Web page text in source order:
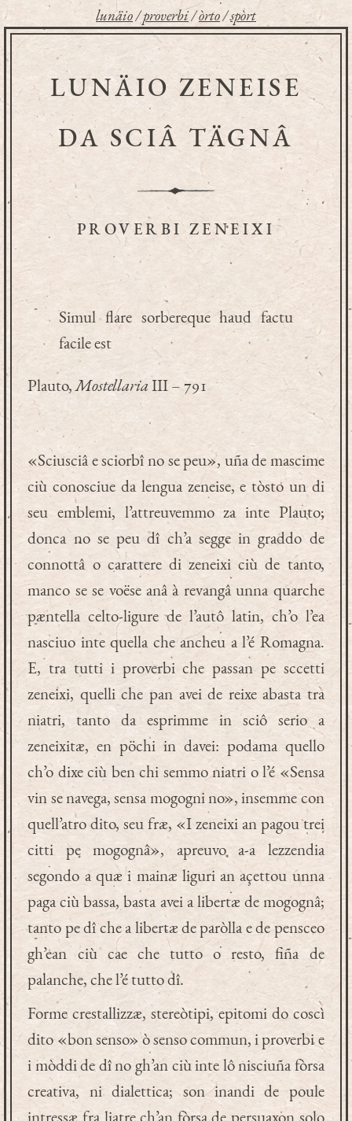
lunäio/proverbi/òrto/spòrt
LUNÄIO ZENEISE
DA SCIÂ TÄGNÂ
PROVERBI ZENEIXI
Simul flare sorbereque haud factu
facile est
Plauto,MostellariaIII – 791
«Sciusciâ e sciorbî no se peu», uña de mascime
ciù conosciue da lengua zeneise, e tòsto un di
seu emblemi, l’attreuvemmo za inte Plauto;
donca no se peu dî ch’a segge in graddo de
connottâ o carattere di zeneixi ciù de tanto,
manco se se voëse anâ à revangâ unna quarche
pæntella celto-ligure de l’autô latin, ch’o l’ea
nasciuo inte quella che ancheu a l’é Romagna.
E, tra tutti i proverbi che passan pe sccetti
zeneixi, quelli che pan avei de reixe abasta tra
niatri, tanto da esprimme in sciô serio a
zeneixitæ, en pöchi in davei: podama quello
ch’o dixe ciù ben chi semmo niatri o l’é «Sensa
vin se navega, sensa mogogni no», insemme con
quell’atro dito, seu fræ, «I zeneixi an pagou trei
citti pe mogognâ», apreuvo a-a lezzendia
segondo a quæ i mainæ liguri an açettou unna
paga ciù bassa, basta avei a libertæ de mogognâ;
tanto pe dî che a libertæ de paròlla e de pensceo
gh’ean ciù cae che tutto o resto, fiña de
palanche, che l’é tutto dî.
Forme crestallizzæ, stereòtipi, epitomi do coscì
dito «bon senso» ò senso commun, i proverbi e
i mòddi de dî no gh’an ciù inte lô nisciuña fòrsa
creativa, ni dialettica; son inandi de poule